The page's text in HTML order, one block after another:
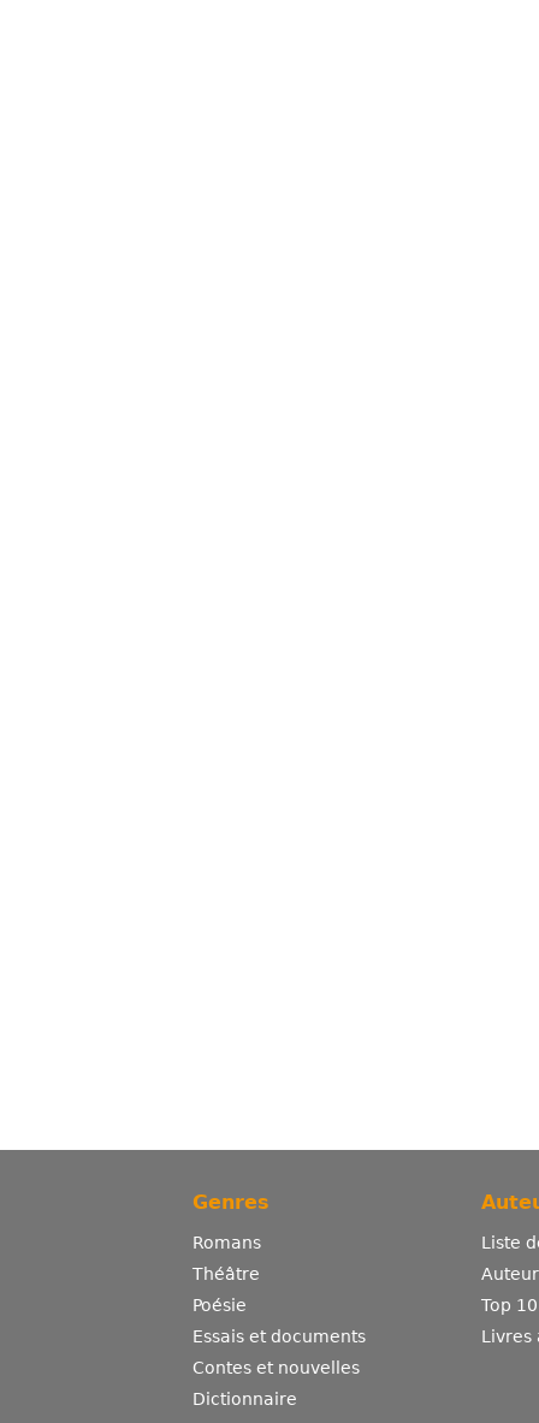
Genres
Romans
Théâtre
Poésie
Essais et documents
Contes et nouvelles
Dictionnaire
Liste
Top
Livres